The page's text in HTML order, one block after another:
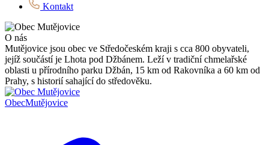
Kontakt
O nás
Mutějovice jsou obec ve Středočeském kraji s cca 800 obyvateli,
jejíž součástí je Lhota pod Džbánem. Leží v tradiční chmelařské
oblasti u přírodního parku Džbán, 15 km od Rakovníka a 60 km od
Prahy, s historií sahající do středověku.
ObecMutějovice